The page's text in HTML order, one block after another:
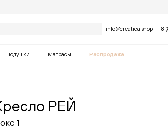
Найти
info@creatica.shop 8
Подушки Матрасы Распродажа
РЕЙ
1